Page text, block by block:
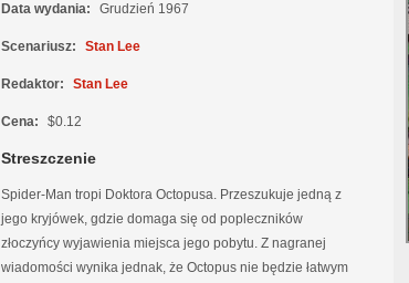
Data wydania: Grudzień 1967
Scenariusz: Stan Lee
Redaktor: Stan Lee
Cena: $0.12
Streszczenie
Spider-Man tropi Doktora Octopusa. Przeszukuje jedną z
jego kryjówek, gdzie domaga się od popleczników
złoczyńcy wyjawienia miejsca jego pobytu. Z nagranej
wiadomości wynika jednak, że Octopus nie będzie łatwym